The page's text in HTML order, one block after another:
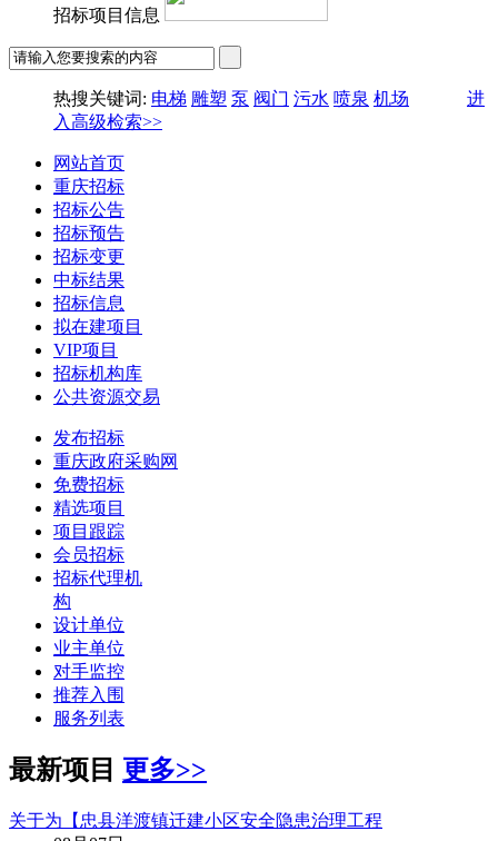
招标项目信息
热搜关键词: 电梯 雕塑 泵 阀门 污水 喷泉 机场
进
入高级检索>>
网站首页
重庆招标
招标公告
招标预告
招标变更
中标结果
招标信息
拟在建项目
VIP项目
招标机构库
公共资源交易
发布招标
重庆政府采购网
免费招标
精选项目
项目跟踪
会员招标
招标代理机
构
设计单位
业主单位
对手监控
推荐入围
服务列表
最新项目 更多>>
关于为【忠县洋渡镇迁建小区安全隐患治理工程